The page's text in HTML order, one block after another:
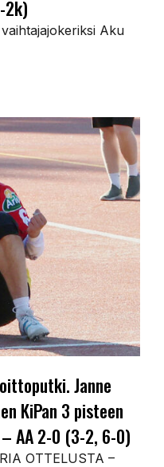
2k)
Aku
Janne
KiPan 3 pisteen
AA 2-0 (3-2, 6-0)
OTTELUSTA –